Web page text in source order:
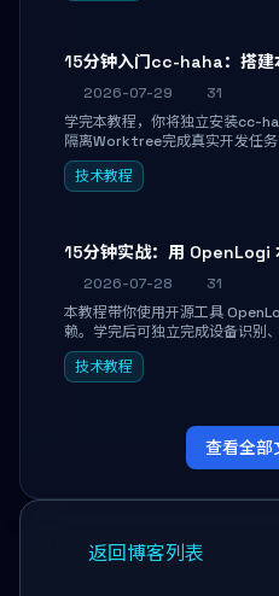
15分钟入门cc-haha：搭建
2026-07-29
31
学完本教程，你将独立安装cc-
隔离Worktree完成真实开发任
AI代码改写。告别终端黑盒操作
做审阅和决策。
技术教程
15分钟实战：用 OpenLogi
2026-07-28
31
本教程带你使用开源工具
赖。学完后可独立完成设备识别
SmartShift调节，实现完全离线
能。
技术教程
查看全部
返回博客列表